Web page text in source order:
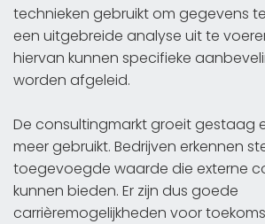
technieken gebruikt om gegevens
een uitgebreide analyse uit te
hiervan kunnen specifieke
worden afgeleid.
De consultingmarkt groeit gestaag
meer gebruikt. Bedrijven erkennen
toegevoegde waarde die externe
kunnen bieden. Er zijn dus goede
carrièremogelijkheden voor